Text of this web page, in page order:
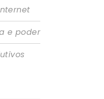
e poder